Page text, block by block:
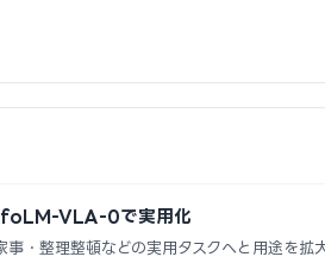
VLA-0で実用化
・整理整頓などの実用タスクへと用途を拡